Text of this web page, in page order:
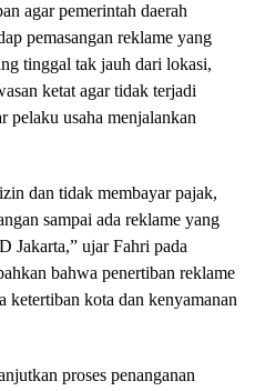
agar pemerintah daerah
pemasangan reklame yang
tinggal tak jauh dari lokasi,
ketat agar tidak terjadi
pelaku usaha menjalankan
dan tidak membayar pajak,
sampai ada reklame yang
Jakarta,” ujar Fahri pada
bahwa penertiban reklame
ketertiban kota dan kenyamanan
proses penanganan